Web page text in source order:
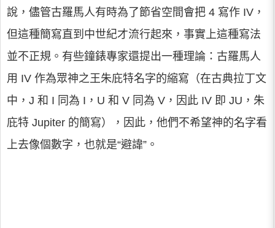
說，儘管古羅馬人有時為了節省空間會把 4 寫作 IV，
但這種簡寫直到中世紀才流行起來，事實上這種寫法
並不正規。有些鐘錶專家還提出一種理論：古羅馬人
用 IV 作為眾神之王朱庇特名字的縮寫（在古典拉丁文
中，J 和 I 同為 I，U 和 V 同為 V，因此 IV 即 JU，朱
庇特 Jupiter 的簡寫），因此，他們不希望神的名字看
上去像個數字，也就是“避諱”。